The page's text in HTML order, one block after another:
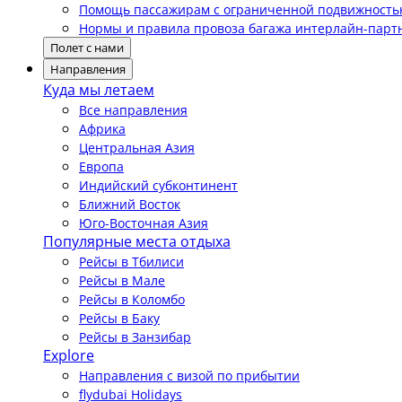
Помощь пассажирам с ограниченной
Нормы и правила провоза багажа интерлайн-
Полет с нами
Направления
Куда мы летаем
Все направления
Африка
Центральная Азия
Европа
Индийский субконтинент
Ближний Восток
Юго-Восточная Азия
Популярные места отдыха
Рейсы в Тбилиси
Рейсы в Мале
Рейсы в Коломбо
Рейсы в Баку
Рейсы в Занзибар
Explore
Направления с визой по прибытии
flydubai Holidays